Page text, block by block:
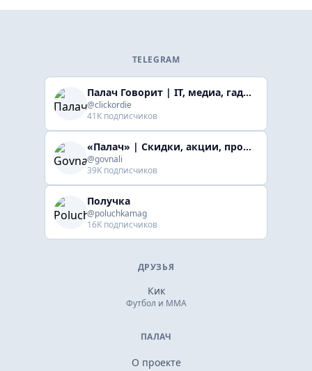
TELEGRAM
Палач Говорит | IT, медиа, гaджеты, скидки
@clickordie
41K подписчиков
«Палач» | Скидки, акции, промокоды
@govnali
39K подписчиков
Получка
@poluchkamag
16K подписчиков
ДРУЗЬЯ
Кик
Футбол и ММА
ПАЛАЧ
О проекте